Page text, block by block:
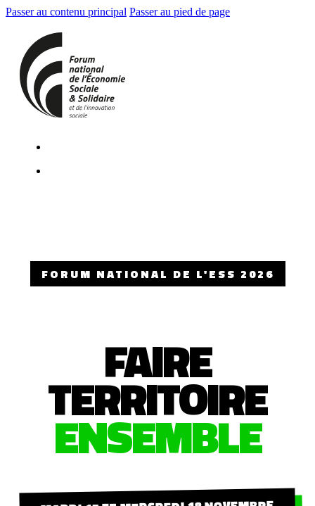
Passer au contenu principal Passer au pied de page
FORUM NATIONAL DE L'ESS 2026
FAIRE
TERRITOIRE
ENSEMBLE